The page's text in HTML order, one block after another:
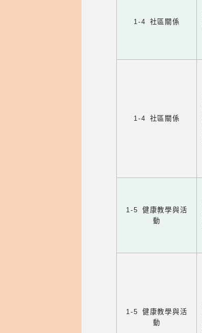
1-4 社區關係
1-4 社區關係
1-5 健康教學與活
動
1-5 健康教學與活
動